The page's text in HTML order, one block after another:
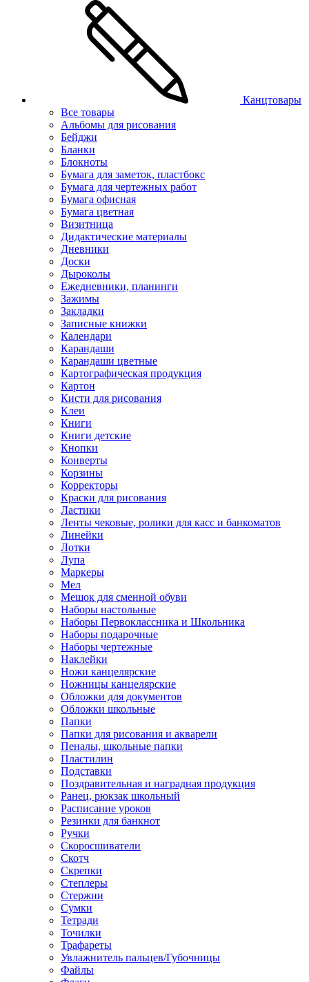
Канцтовары
Все товары
Альбомы для рисования
Бейджи
Бланки
Блокноты
Бумага для заметок, пластбокс
Бумага для чертежных работ
Бумага офисная
Бумага цветная
Визитница
Дидактические материалы
Дневники
Доски
Дыроколы
Ежедневники, планинги
Зажимы
Закладки
Записные книжки
Календари
Карандаши
Карандаши цветные
Картографическая продукция
Картон
Кисти для рисования
Клеи
Книги
Книги детские
Кнопки
Конверты
Корзины
Корректоры
Краски для рисования
Ластики
Ленты чековые, ролики для касс и банкоматов
Линейки
Лотки
Лупа
Маркеры
Мел
Мешок для сменной обуви
Наборы настольные
Наборы Первоклассника и Школьника
Наборы подарочные
Наборы чертежные
Наклейки
Ножи канцелярские
Ножницы канцелярские
Обложки для документов
Обложки школьные
Папки
Папки для рисования и акварели
Пеналы, школьные папки
Пластилин
Подставки
Поздравительная и наградная продукция
Ранец, рюкзак школьный
Расписание уроков
Резинки для банкнот
Ручки
Скоросшиватели
Скотч
Скрепки
Степлеры
Стержни
Сумки
Тетради
Точилки
Трафареты
Увлажнитель пальцев/Губочницы
Файлы